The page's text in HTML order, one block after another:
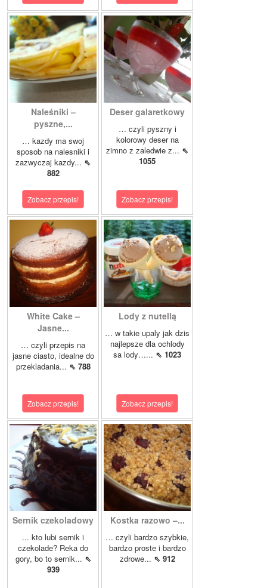
Naleśniki –
pyszne,...
… kazdy ma swoj
sposob na nalesniki i
zazwyczaj kazdy... ⇖
882
Zobacz przepis!
Deser galaretkowy
… czyli pyszny i
kolorowy deser na
zimno z zaledwie z... ⇖
1055
Zobacz przepis!
White Cake –
Jasne...
… czyli przepis na
jasne ciasto, idealne do
przekladania... ⇖ 788
Zobacz przepis!
Lody z nutellą
… w takie upaly jak dzis
najlepsze dla ochlody
sa lody…... ⇖ 1023
Zobacz przepis!
Sernik czekoladowy
... kto lubi sernik i
czekolade? Reka do
gory, bo to sernik... ⇖
939
Kostka razowo –...
… czyli bardzo szybkie,
bardzo proste i bardzo
zdrowe... ⇖ 912